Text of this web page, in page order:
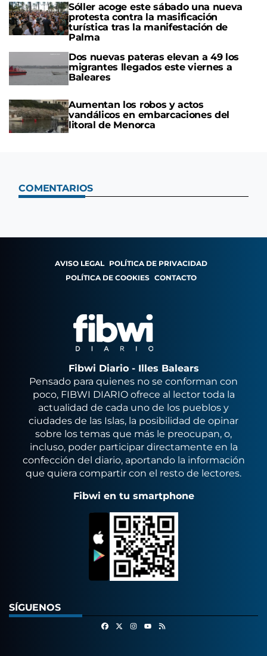
Sóller acoge este sábado una nueva
protesta contra la masificación
turística tras la manifestación de
Palma
Dos nuevas pateras elevan a 49 los
migrantes llegados este viernes a
Baleares
Aumentan los robos y actos
vandálicos en embarcaciones del
litoral de Menorca
COMENTARIOS
AVISO LEGAL POLÍTICA DE PRIVACIDAD
POLÍTICA DE COOKIES CONTACTO
Fibwi Diario - Illes Balears
Pensado para quienes no se conforman con
poco, FIBWI DIARIO ofrece al lector toda la
actualidad de cada uno de los pueblos y
ciudades de las Islas, la posibilidad de opinar
sobre los temas que más le preocupan, o,
incluso, poder participar directamente en la
confección del diario, aportando la información
que quiera compartir con el resto de lectores.
Fibwi en tu smartphone
SÍGUENOS
FacebookInstagram